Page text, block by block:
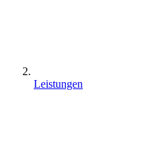
Leistungen